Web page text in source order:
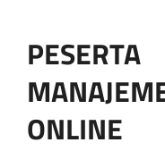
ONLINE